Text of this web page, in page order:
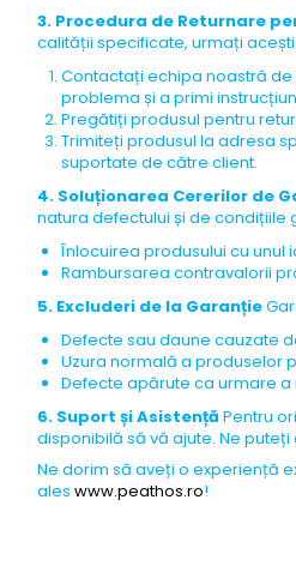
3. Procedura de Returnare
calității specificate, urmați
Contactați echipa noastră
problema și a primi
Pregătiți produsul pentru
Trimiteți produsul la adresa
suportate de către client.
4. Soluționarea Cererilor de
natura defectului și de condițiile
Înlocuirea produsului cu unul
Rambursarea contravalorii
5. Excluderi de la Garanție
Defecte sau daune cauzate
Uzura normală a produselor
Defecte apărute ca urmare
6. Suport și Asistență Pentru
disponibilă să vă ajute. Ne
Ne dorim să aveți o experiență
ales www.peathos.ro!